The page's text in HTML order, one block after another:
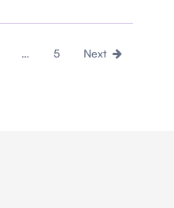
… 5 Next